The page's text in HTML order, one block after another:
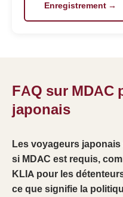
Enregistrement →
FAQ sur
japonais
Les voyageurs
si MDAC est requis,
KLIA pour les
ce que signifie la